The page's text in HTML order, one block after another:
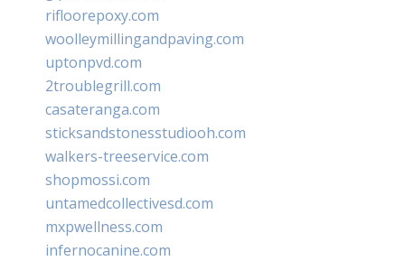
rifloorepoxy.com
woolleymillingandpaving.com
uptonpvd.com
2troublegrill.com
casateranga.com
sticksandstonesstudiooh.com
walkers-treeservice.com
shopmossi.com
untamedcollectivesd.com
mxpwellness.com
infernocanine.com